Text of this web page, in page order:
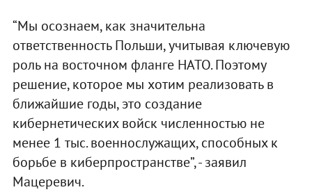
“Мы осознаем, как значительна
ответственность Польши, учитывая ключевую
роль на восточном фланге НАТО. Поэтому
решение, которое мы хотим реализовать в
ближайшие годы, это создание
кибернетических войск численностью не
менее 1 тыс. военнослужащих, способных к
борьбе в киберпространстве”, - заявил
Мацеревич.